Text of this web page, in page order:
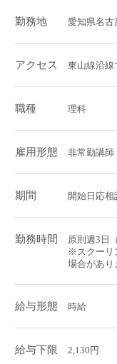
勤務地 愛知県名古
アクセス 東山線沿
職種 理科
雇用形態 非常勤講師
期間 開始日応相
勤務時間
原則週3日
※スクーリ
場合があり
給与形態 時給
給与下限 2,130円